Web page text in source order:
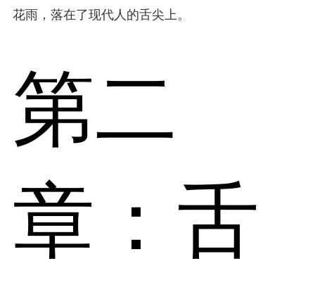
花雨，落在了现代人的舌尖上。
第二
章：舌